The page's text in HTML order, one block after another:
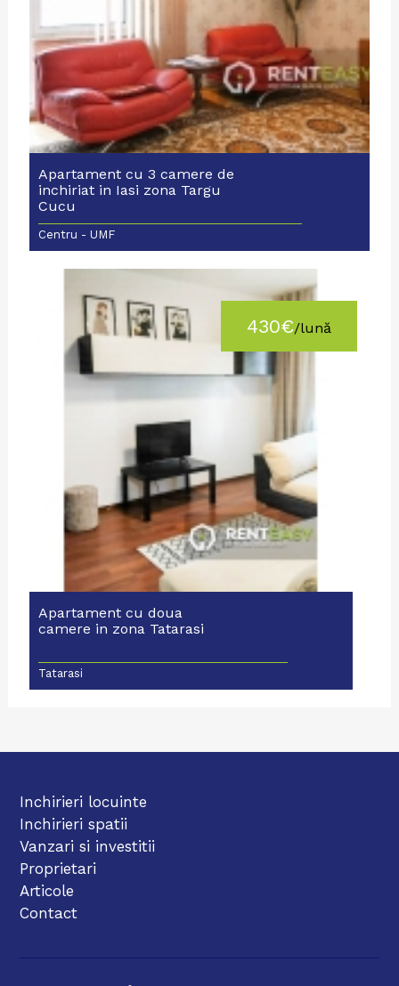
Apartament cu 3 camere de
inchiriat in Iasi zona Targu
Cucu
Centru - UMF
Apartament cu doua
camere in zona Tatarasi
Tatarasi
430€/lună
Inchirieri locuinte
Inchirieri spatii
Vanzari si investitii
Proprietari
Articole
Contact